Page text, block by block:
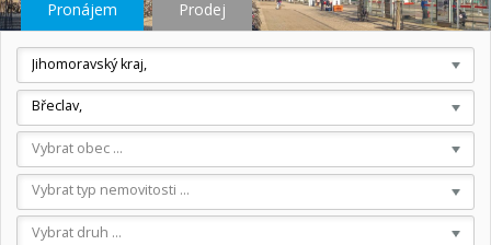
Pronájem Prodej
Jihomoravský kraj,
Břeclav,
Vybrat obec ...
Vybrat typ nemovitosti ...
Vybrat druh ...